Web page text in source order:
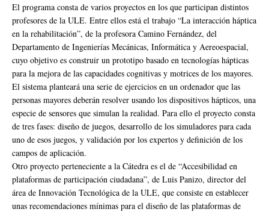
El programa consta de varios proyectos en los que participan distintos
profesores de la ULE. Entre ellos está el trabajo “La interacción háptica
en la rehabilitación”, de la profesora Camino Fernández, del
Departamento de Ingenierías Mecánicas, Informática y Aereoespacial,
cuyo objetivo es construir un prototipo basado en tecnologías hápticas
para la mejora de las capacidades cognitivas y motrices de los mayores.
El sistema planteará una serie de ejercicios en un ordenador que las
personas mayores deberán resolver usando los dispositivos hápticos, una
especie de sensores que simulan la realidad. Para ello el proyecto consta
de tres fases: diseño de juegos, desarrollo de los simuladores para cada
uno de esos juegos, y validación por los expertos y definición de los
campos de aplicación.
Otro proyecto perteneciente a la Cátedra es el de “Accesibilidad en
plataformas de participación ciudadana”, de Luis Panizo, director del
área de Innovación Tecnológica de la ULE, que consiste en establecer
unas recomendaciones mínimas para el diseño de las plataformas de